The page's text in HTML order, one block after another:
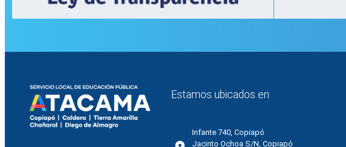
Estamos ubicados en
Infante 740, Copiapó
Jacinto Ochoa S/N, Copiapó